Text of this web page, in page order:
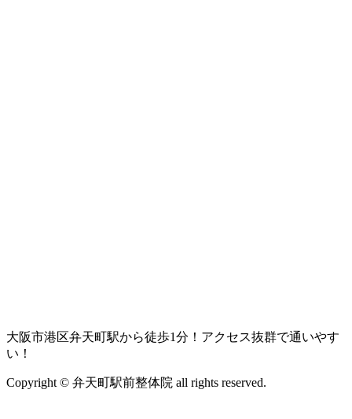
大阪市港区弁天町駅から徒歩1分！アクセス抜群で通いやす
い！
Copyright © 弁天町駅前整体院 all rights reserved.